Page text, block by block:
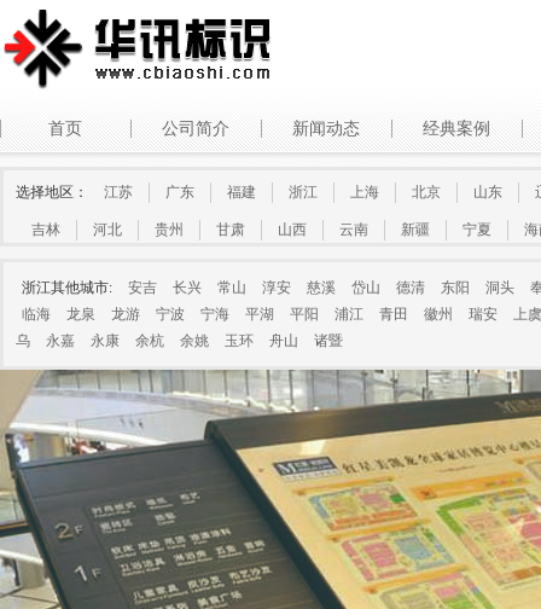
首页 公司简介 新闻动态 经典案例
选择地区： 江苏 广东 福建 浙江 上海 北京 山东
吉林 河北 贵州 甘肃 山西 云南 新疆 宁夏
浙江其他城市: 安吉 长兴 常山 淳安 慈溪 岱山 德清 东阳 洞头
临海
龙泉 龙游 宁波 宁海 平湖 平阳 浦江 青田 徽州 瑞安
上虞
乌
永嘉 永康 余杭 余姚 玉环 舟山 诸暨